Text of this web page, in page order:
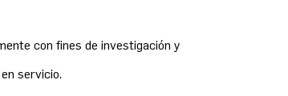
con fines de investigación y
servicio.